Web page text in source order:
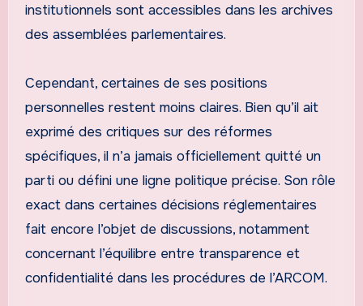
institutionnels sont accessibles dans les archives
des assemblées parlementaires.
Cependant, certaines de ses positions
personnelles restent moins claires. Bien qu’il ait
exprimé des critiques sur des réformes
spécifiques, il n’a jamais officiellement quitté un
parti ou défini une ligne politique précise. Son rôle
exact dans certaines décisions réglementaires
fait encore l’objet de discussions, notamment
concernant l’équilibre entre transparence et
confidentialité dans les procédures de l’ARCOM.